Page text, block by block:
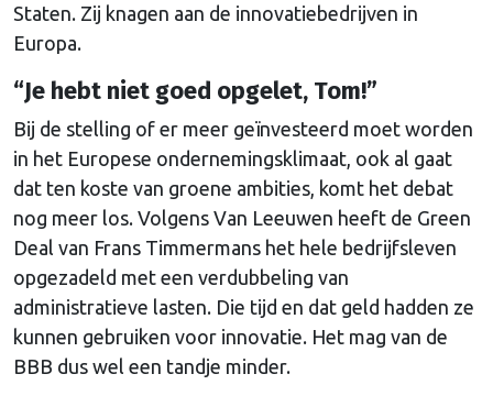
Staten. Zij knagen aan de innovatiebedrijven in
Europa.
“Je hebt niet goed opgelet, Tom!”
Bij de stelling of er meer geïnvesteerd moet worden
in het Europese ondernemingsklimaat, ook al gaat
dat ten koste van groene ambities, komt het debat
nog meer los. Volgens Van Leeuwen heeft de Green
Deal van Frans Timmermans het hele bedrijfsleven
opgezadeld met een verdubbeling van
administratieve lasten. Die tijd en dat geld hadden ze
kunnen gebruiken voor innovatie. Het mag van de
BBB dus wel een tandje minder.